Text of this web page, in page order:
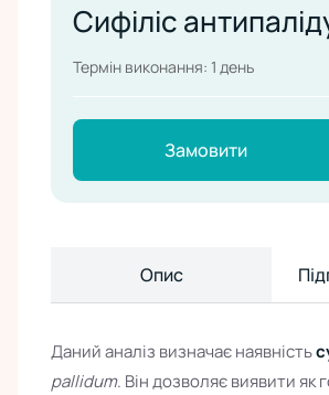
Сифіліс
Термін виконання: 1 день
Замовити
Опис
Даний аналіз визначає наявність
pallidum. Він дозволяє виявити як